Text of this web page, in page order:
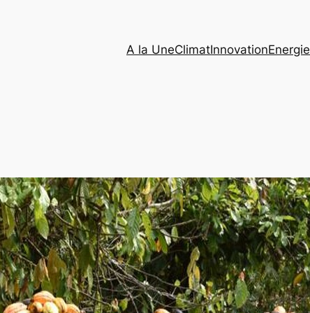
A la UneClimatInnovationEnergie